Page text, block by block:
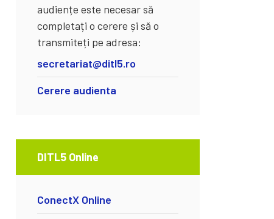
audiențe este necesar să
completați o cerere și să o
transmiteți pe adresa:
secretariat@ditl5.ro
Cerere audienta
DITL5 Online
ConectX Online